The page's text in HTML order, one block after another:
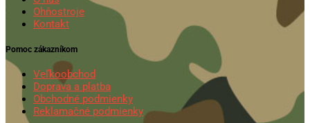
Ohňostroje
Kontakt
Pomoc zákazníkom
Veľkoobchod
Doprava a platba
Obchodné podmienky
Reklamačné podmienky